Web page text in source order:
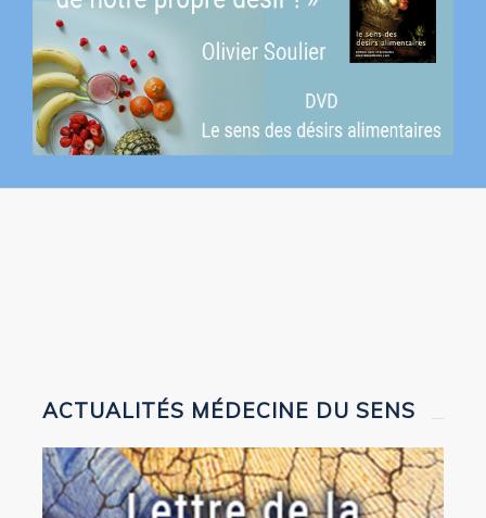
ACTUALITÉS MÉDECINE DU SENS